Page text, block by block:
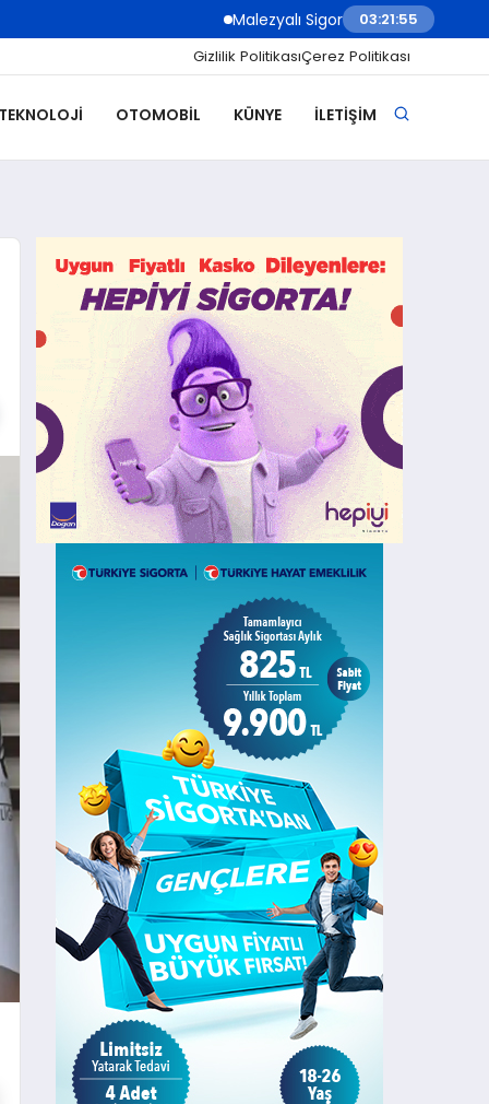
Malezyalı Sigorta Şirketleri Müşteri
03:21:57
Gizlilik PolitikasıÇerez Politikası
OTOMOBIL KÜNYE İLETIŞIM